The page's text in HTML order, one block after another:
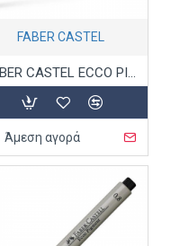
FABER CASTEL
FABER CASTEL ECCO PIGMENT ΜΑΡΚΑΔΟΡΟΣ ΣΧΕΔΙΟΥ 0.6 ΜΑΥΡΟ
Άμεση αγορά